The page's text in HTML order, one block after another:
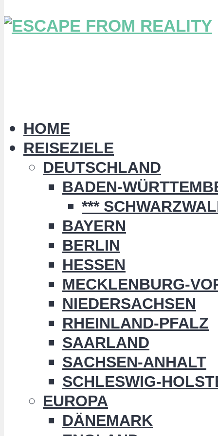
HOME
REISEZIELE
DEUTSCHLAND
BADEN-
***
BAYERN
BERLIN
HESSEN
MECKLENBURG-
NIEDERSACHSEN
RHEINLAND-PFALZ
SAARLAND
SACHSEN-ANHALT
SCHLESWIG-
EUROPA
DÄNEMARK